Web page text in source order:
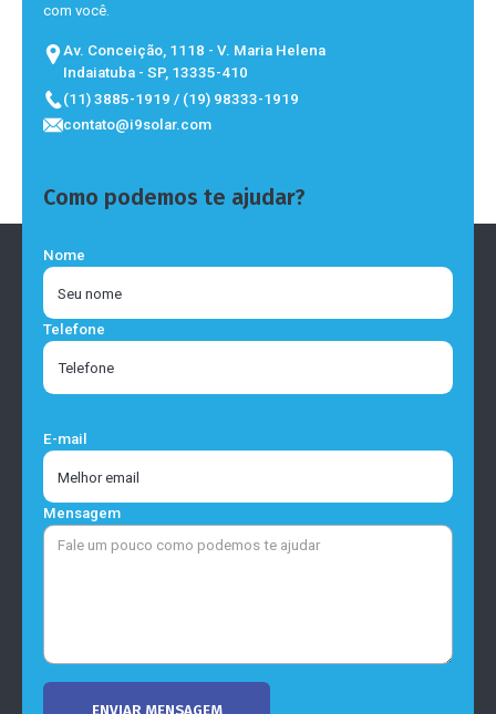
com você.
Av. Conceição, 1118 - V. Maria Helena
Indaiatuba - SP, 13335-410
(11) 3885-1919 / (19) 98333-1919
contato@i9solar.com
Como podemos te ajudar?
Nome
Telefone
E-mail
Mensagem